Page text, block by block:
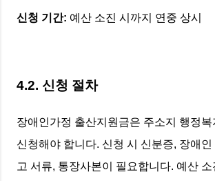
신청 기간: 예산 소진 시까지 연중 상시
4.2. 신청 절차
장애인가정 출산지원금은 주소지 행정
신청해야 합니다. 신청 시 신분증, 장애인
고 서류, 통장사본이 필요합니다. 예산